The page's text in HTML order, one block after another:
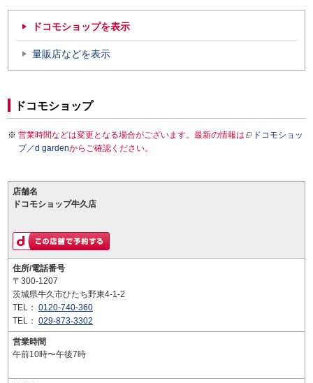
ドコモショップを表示
量販店などを表示
ドコモショップ
営業時間などは変更となる場合がございます。最新の情報は
ドコモショッ
プ／d gardenからご確認ください。
店舗名
ドコモショップ牛久店
住所/電話番号
〒300-1207
茨城県牛久市ひたち野東4-1-2
TEL： 0120-740-360
TEL： 029-873-3302
営業時間
午前10時〜午後7時